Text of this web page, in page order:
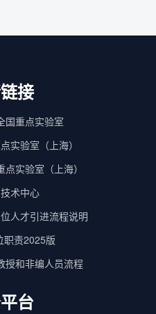
接
国重点实验室
实验室（上海）
实验室（上海）
术中心
人才引进流程说明
职责2025版
授和非编人员流程
台